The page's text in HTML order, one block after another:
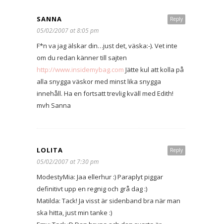
Reply
SANNA
05/02/2007 at 8:05 pm
F*n va jag älskar din…just det, väska:-). Vet inte
om du redan känner till sajten
http://www.insidemybag.com Jätte kul att kolla på
alla snygga väskor med minst lika snygga
innehåll. Ha en fortsatt trevlig kväll med Edith!
mvh Sanna
Reply
LOLITA
05/02/2007 at 7:30 pm
ModestyMia: Jaa ellerhur :) Paraplyt piggar
definitivt upp en regnig och grå dag :)
Matilda: Tack! Ja visst är sidenband bra när man
ska hitta, just min tanke :)